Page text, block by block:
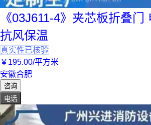
《03J611-4》夹芯板折叠门
抗风保温
真实性已核验
￥ 195.00/平方米
安徽合肥
咨询
电话